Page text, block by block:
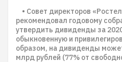
• Совет директоров
рекомендовал годовому
утвердить дивиденды за
обыкновенную и
образом, на дивиденды
млрд рублей (77% от